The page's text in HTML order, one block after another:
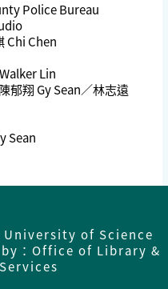
Police Bureau
Chi Chen
Lin
郁翔 Gy Sean／林志遠
Sean
of Science
：Office of Library &